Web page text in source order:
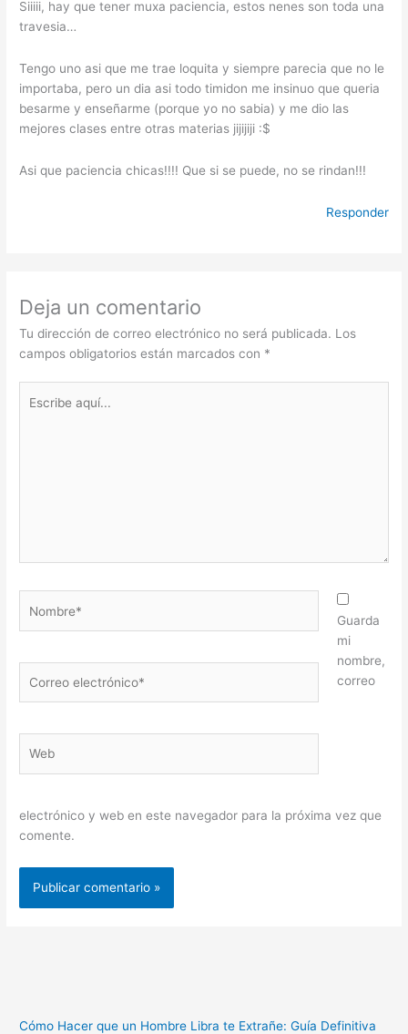
Siiiii, hay que tener muxa paciencia, estos nenes son toda una
travesia…
Tengo uno asi que me trae loquita y siempre parecia que no le
importaba, pero un dia asi todo timidon me insinuo que queria
besarme y enseñarme (porque yo no sabia) y me dio las
mejores clases entre otras materias jijijiji :$
Asi que paciencia chicas!!!! Que si se puede, no se rindan!!!
Responder
Deja un comentario
Tu dirección de correo electrónico no será publicada. Los
campos obligatorios están marcados con *
aquí...
electrónico*
Guarda
mi
nombre,
correo
electrónico y web en este navegador para la próxima vez que
comente.
Cómo Hacer que un Hombre Libra te Extrañe: Guía Definitiva